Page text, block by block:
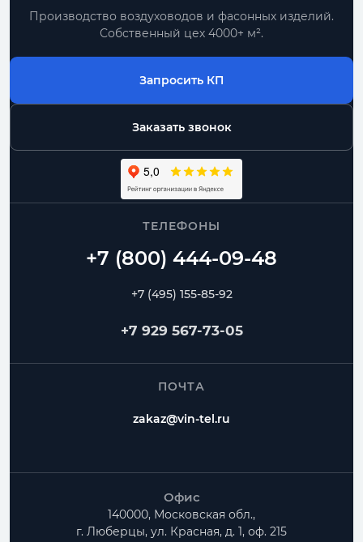
Производство воздуховодов и фасонных изделий.
Собственный цех 4000+ м².
Запросить КП
Заказать звонок
ТЕЛЕФОНЫ
+7 (495) 155-85-92
+7 929 567-73-05
ПОЧТА
zakaz@vin-tel.ru
Офис
140000, Московская обл.,
г. Люберцы, ул. Красная, д. 1, оф. 215